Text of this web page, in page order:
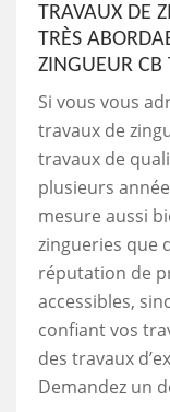
TRAVAUX DE
TRÈS
ZINGUEUR CB
Si vous vous
travaux de
travaux de
plusieurs
mesure aussi
zingueries que
réputation de
accessibles,
confiant vos
des travaux
Demandez un